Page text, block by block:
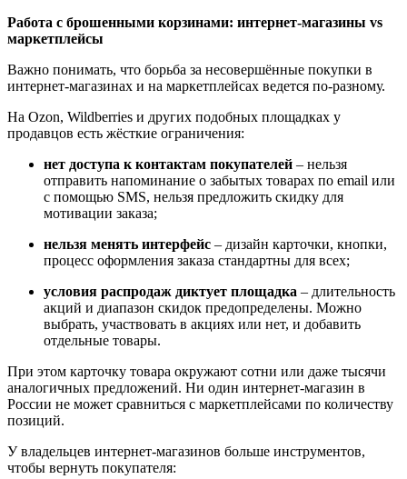
Работа с брошенными корзинами: интернет-магазины vs
маркетплейсы
Важно понимать, что борьба за несовершённые покупки в
интернет-магазинах и на маркетплейсах ведется по-разному.
На Ozon, Wildberries и других подобных площадках у
продавцов есть жёсткие ограничения:
нет доступа к контактам покупателей – нельзя
отправить напоминание о забытых товарах по email или
с помощью SMS, нельзя предложить скидку для
мотивации заказа;
нельзя менять интерфейс – дизайн карточки, кнопки,
процесс оформления заказа стандартны для всех;
условия распродаж диктует площадка – длительность
акций и диапазон скидок предопределены. Можно
выбрать, участвовать в акциях или нет, и добавить
отдельные товары.
При этом карточку товара окружают сотни или даже тысячи
аналогичных предложений. Ни один интернет-магазин в
России не может сравниться с маркетплейсами по количеству
позиций.
У владельцев интернет-магазинов больше инструментов,
чтобы вернуть покупателя: